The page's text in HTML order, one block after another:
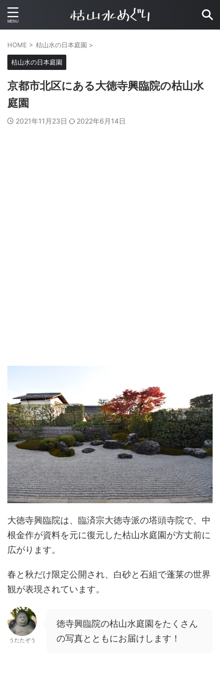
HOME > 枯山水の日本庭園 >
枯山水の日本庭園
京都市北区にある大徳寺興臨院の枯山水
庭園
2021年11月23日 2022年6月14日
大徳寺興臨院は、臨済宗大徳寺派の塔頭寺院で、中
根金作が資料を元に復元した枯山水庭園が方丈前に
広がります。
春と秋だけ限定公開され、白砂と石組で蓬莱の世界
観が表現されています。
うたたぞう
徳寺興臨院の枯山水庭園をたくさん
の写真とともにお届けします！